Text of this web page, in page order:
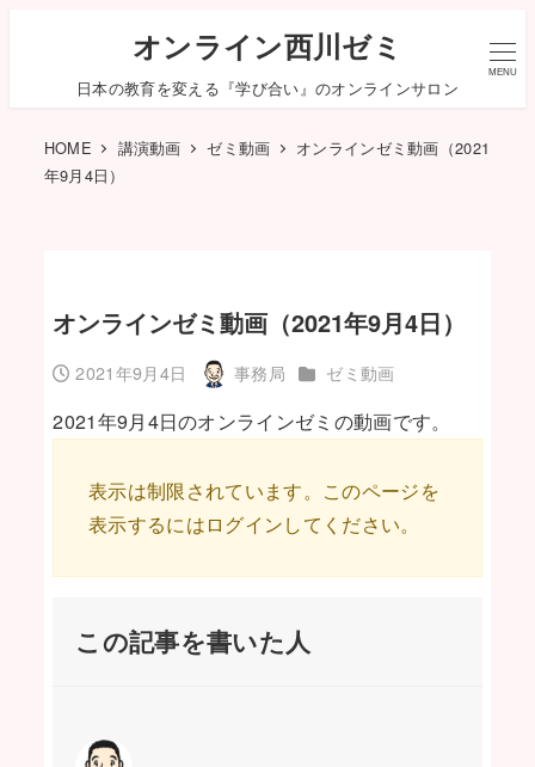
オンライン西川ゼミ
日本の教育を変える『学び合い』のオンラインサロン
MENU
HOME 講演動画 ゼミ動画
オンラインゼミ動画（2021
年9月4日）
オンラインゼミ動画（2021年9月4日）
投稿日
2021年9月4日
著
者
事務局 カテゴリー
ゼミ動画
2021年9月4日のオンラインゼミの動画です。
表示は制限されています。このページを
表示するにはログインしてください。
この記事を書いた人